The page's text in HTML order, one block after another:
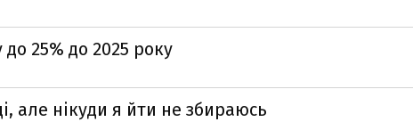
25% до 2025 року
але нікуди я йти не збираюсь